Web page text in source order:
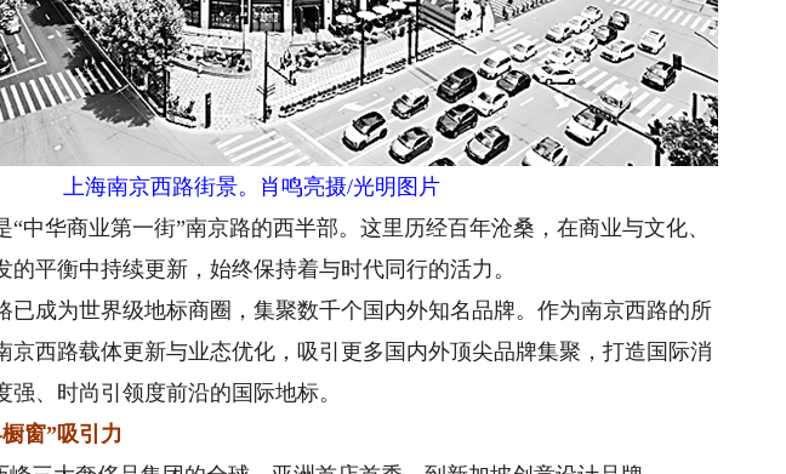
上海南京西路街景。肖鸣亮摄/光明图片
华商业第一街”南京路的西半部。这里历经百年沧桑，在商业与文化、
的平衡中持续更新，始终保持着与时代同行的活力。
成为世界级地标商圈，集聚数千个国内外知名品牌。作为南京西路的所
京西路载体更新与业态优化，吸引更多国内外顶尖品牌集聚，打造国际消
、时尚引领度前沿的国际地标。
窗”吸引力